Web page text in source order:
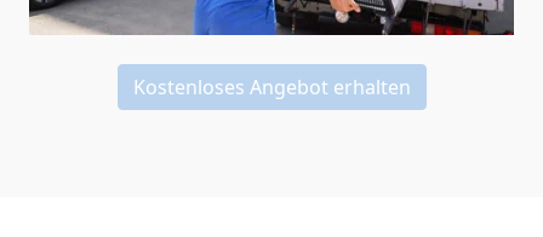
Kostenloses Angebot erhalten